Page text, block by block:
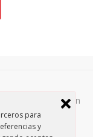
para
y
esta página están
Attribution-
de privacidad